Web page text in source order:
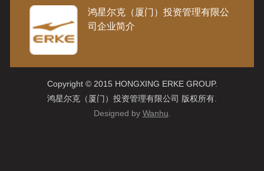
鸿星尔克（厦门）投资管理有限公
司企业简介
Copyright © 2015 HONGXING ERKE GROUP.
鸿星尔克（厦门）投资管理有限公司 版权所有.
Designed by Wanhu